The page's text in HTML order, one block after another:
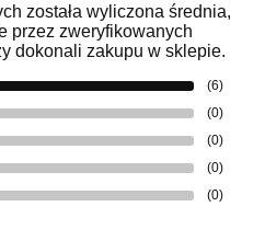
została wyliczona średnia,
przez zweryfikowanych
dokonali zakupu w sklepie.
(6)
(0)
(0)
(0)
(0)